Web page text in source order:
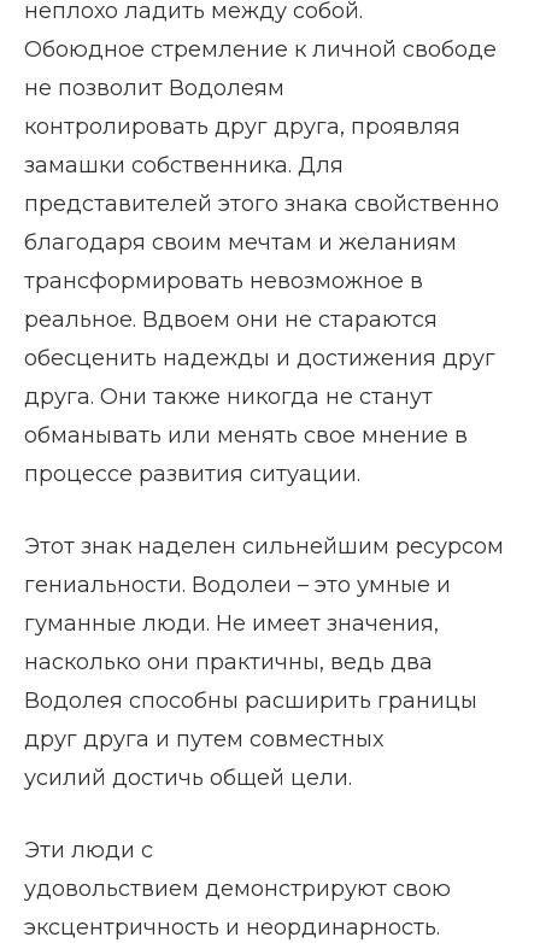
неплохо ладить между собой.
Обоюдное стремление к личной свободе
не позволит Водолеям
контролировать друг друга, проявляя
замашки собственника. Для
представителей этого знака свойственно
благодаря своим мечтам и желаниям
трансформировать невозможное в
реальное. Вдвоем они не стараются
обесценить надежды и достижения друг
друга. Они также никогда не станут
обманывать или менять свое мнение в
процессе развития ситуации.
Этот знак наделен сильнейшим ресурсом
гениальности. Водолеи – это умные и
гуманные люди. Не имеет значения,
насколько они практичны, ведь два
Водолея способны расширить границы
друг друга и путем совместных
усилий достичь общей цели.
Эти люди с
удовольствием демонстрируют свою
эксцентричность и неординарность.